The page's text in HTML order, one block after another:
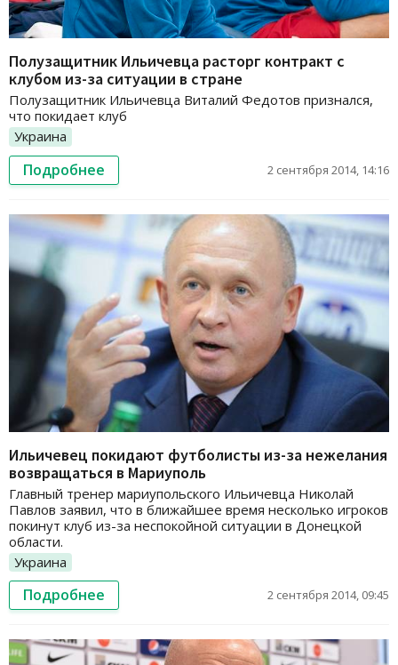
Полузащитник Ильичевца расторг контракт с
клубом из-за ситуации в стране
Полузащитник Ильичевца Виталий Федотов признался,
что покидает клуб
Украина
Подробнее 2 сентября 2014, 14:16
Ильичевец покидают футболисты из-за нежелания
возвращаться в Мариуполь
Главный тренер мариупольского Ильичевца Николай
Павлов заявил, что в ближайшее время несколько игроков
покинут клуб из-за неспокойной ситуации в Донецкой
области.
Украина
Подробнее 2 сентября 2014, 09:45